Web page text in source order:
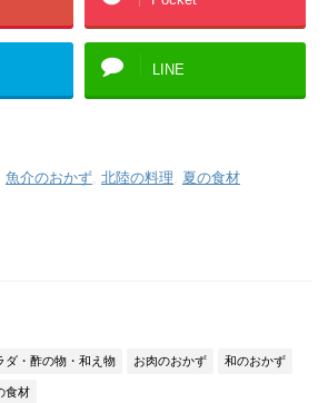
LINE
魚介のおかず 北陸の料理
夏の食材
ダ・酢の物・和え物 お肉のおかず 和のおかず
食材